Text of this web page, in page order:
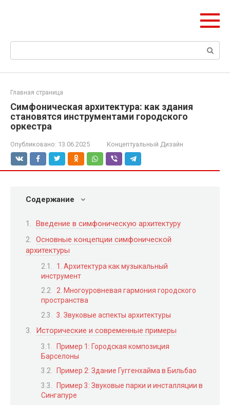
Поиск:
Главная страница
Симфоническая архитектура: как здания
становятся инструментами городского
оркестра
Опубликовано: 13.06.2025 Концептуальный Дизайн
Содержание
Введение в симфоническую архитектуру
Основные концепции симфонической
архитектуры
1. Архитектура как музыкальный
инструмент
2. Многоуровневая гармония городского
пространства
3. Звуковые аспекты архитектуры
Исторические и современные примеры
Пример 1: Городская композиция
Барселоны
Пример 2: Здание Гуггенхайма в Бильбао
Пример 3: Звуковые парки и инсталляции в
Сингапуре